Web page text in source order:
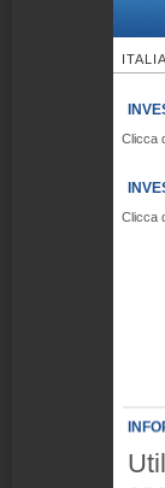
ITALIA
Clicca
Clicca